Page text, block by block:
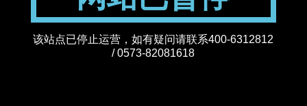
该站点已停止运营，如有疑问请联系400-6312812
/ 0573-82081618